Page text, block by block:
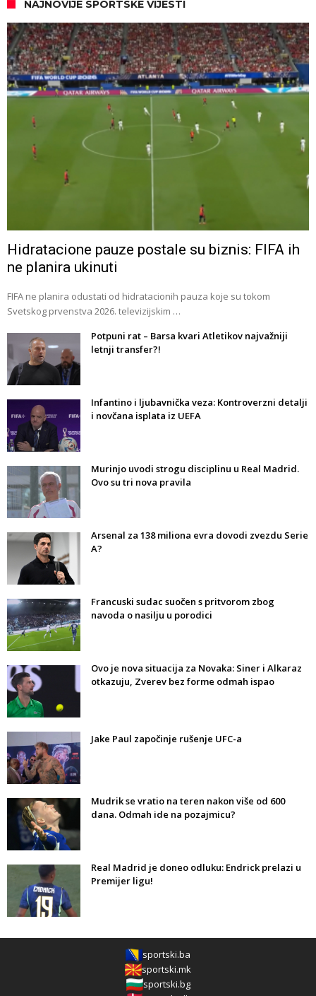
NAJNOVIJE SPORTSKE VIJESTI
Hidratacione pauze postale su biznis: FIFA ih
ne planira ukinuti
FIFA ne planira odustati od hidratacionih pauza koje su tokom
Svetskog prvenstva 2026. televizijskim …
Potpuni rat – Barsa kvari Atletikov najvažniji
letnji transfer?!
Infantino i ljubavnička veza: Kontroverzni detalji
i novčana isplata iz UEFA
Murinjo uvodi strogu disciplinu u Real Madrid.
Ovo su tri nova pravila
Arsenal za 138 miliona evra dovodi zvezdu Serie
A?
Francuski sudac suočen s pritvorom zbog
navoda o nasilju u porodici
Ovo je nova situacija za Novaka: Siner i Alkaraz
otkazuju, Zverev bez forme odmah ispao
Jake Paul započinje rušenje UFC-a
Mudrik se vratio na teren nakon više od 600
dana. Odmah ide na pozajmicu?
Real Madrid je doneo odluku: Endrick prelazi u
Premijer ligu!
sportski.ba
sportski.mk
sportski.bg